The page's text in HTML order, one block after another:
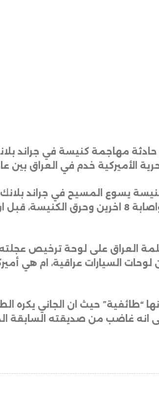
حادثة مهاجمة كنيسة في جراند
خدم في العراق بين عامي 2004
يسوع المسيح في جراند بلانك
كلمة العراق على لوحة ترخيص
لوحات السيارات عراقية، ام هي
“طائفية” حيث ان الجاني يكره
انه غاضب من صديقته السابقة